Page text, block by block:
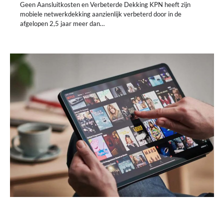
Geen Aansluitkosten en Verbeterde Dekking KPN heeft zijn
mobiele netwerkdekking aanzienlijk verbeterd door in de
afgelopen 2,5 jaar meer dan…